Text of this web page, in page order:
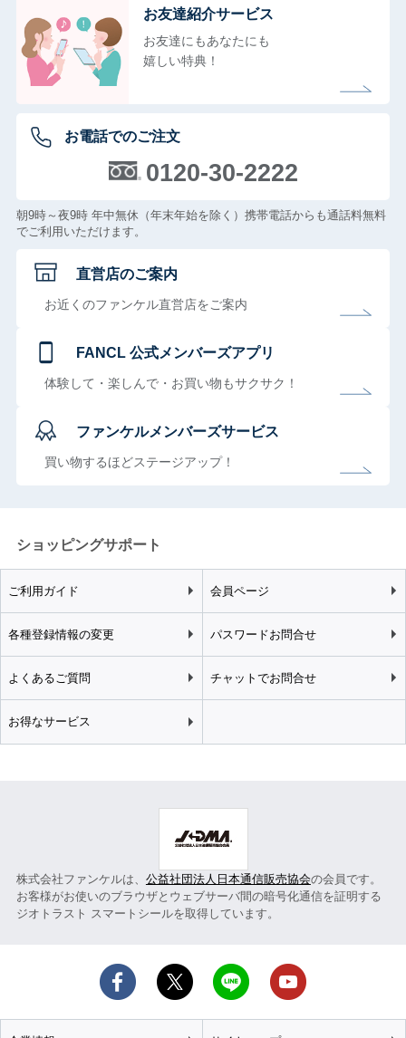
お友達紹介サービス
お友達にもあなたにも
嬉しい特典！
お電話でのご注文
0120-30-2222
朝9時～夜9時 年中無休（年末年始を除く）携帯電話からも通話料無料
でご利用いただけます。
直営店のご案内
お近くのファンケル直営店をご案内
FANCL 公式メンバーズアプリ
体験して・楽しんで・お買い物もサクサク！
ファンケルメンバーズサービス
買い物するほどステージアップ！
ショッピングサポート
ご利用ガイド 会員ページ
各種登録情報の変更 パスワードお問合せ
よくあるご質問 チャットでお問合せ
お得なサービス
株式会社ファンケルは、 公益社団法人日本通信販売協会の会員です。
お客様がお使いのブラウザとウェブサーバ間の暗号化通信を証明する
ジオトラスト スマートシールを取得しています。